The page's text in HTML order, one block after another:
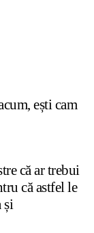
ești cam
că ar trebui
că astfel le
și